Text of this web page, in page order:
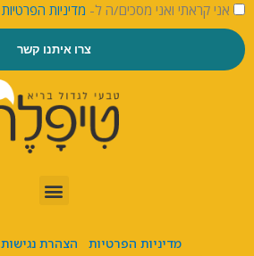
אני קראתי ואני מסכים/ה ל- מדיניות הפרטיות
צרו איתנו קשר
מדיניות הפרטיות הצהרת נגישות